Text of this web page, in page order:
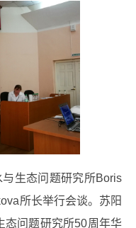
生态问题研究所Boris
所长举行会谈。苏阳
态问题研究所50周年华